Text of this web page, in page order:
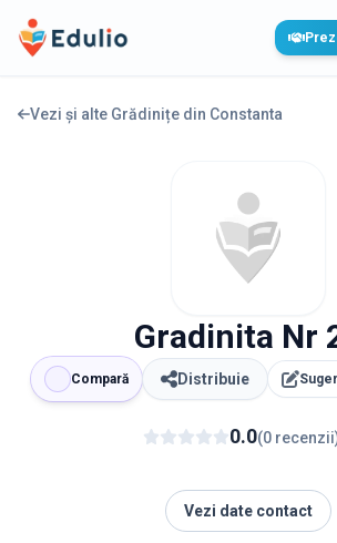
Edulio
Vezi și alte Grădinițe din Constanta
Gradinita Nr
Compară Distribuie
0.0(0 recenzii
Vezi date contact